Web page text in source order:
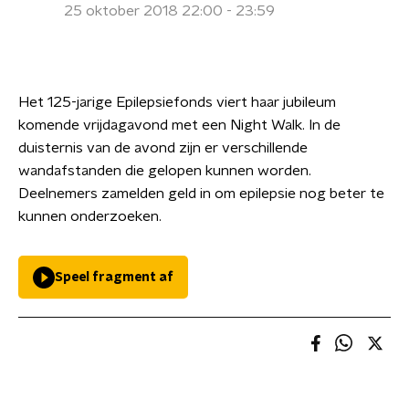
25 oktober 2018 22:00 - 23:59
Het 125-jarige Epilepsiefonds viert haar jubileum
komende vrijdagavond met een Night Walk. In de
duisternis van de avond zijn er verschillende
wandafstanden die gelopen kunnen worden.
Deelnemers zamelden geld in om epilepsie nog beter te
kunnen onderzoeken.
Speel fragment af